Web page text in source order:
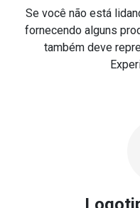
Se você não está
fornecendo alguns
também deve